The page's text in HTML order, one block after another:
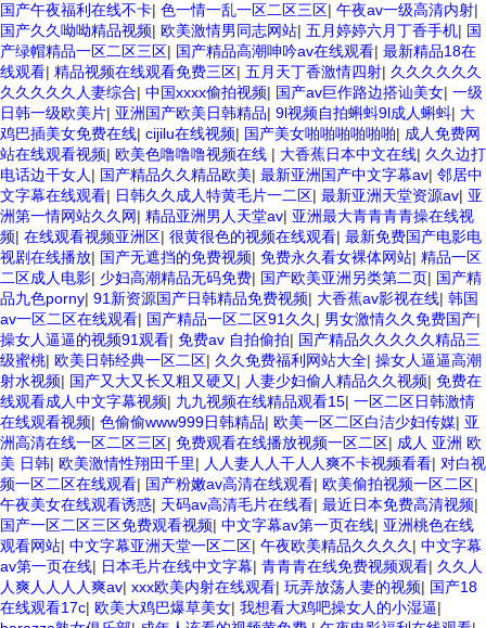
国产午夜福利在线不卡| 色一情一乱一区二区三区| 午夜av一级高清内射|
国产久久呦呦精品视频| 欧美激情男同志网站| 五月婷婷六月丁香手机| 国
产绿帽精品一区二区三区| 国产精品高潮呻吟av在线观看| 最新精品18在
线观看| 精品视频在线观看免费三区| 五月天丁香激情四射| 久久久久久久
久久久久久人妻综合| 中国xxxx偷拍视频| 国产av巨作路边搭讪美女| 一级
日韩一级欧美片| 亚洲国产欧美日韩精品| 9l视频自拍蝌蚪9l成人蝌蚪| 大
鸡巴插美女免费在线| cijilu在线视频| 国产美女啪啪啪啪啪啪| 成人免费网
站在线观看视频| 欧美色噜噜噜视频在线 | 大香蕉日本中文在线| 久久边打
电话边干女人| 国产精品久久精品欧美| 最新亚洲国产中文字幕av| 邻居中
文字幕在线观看| 日韩久久成人特黄毛片一二区| 最新亚洲天堂资源av| 亚
洲第一情网站久久网| 精品亚洲男人天堂av| 亚洲最大青青青青操在线视
频| 在线观看视频亚洲区| 很黄很色的视频在线观看| 最新免费国产电影电
视剧在线播放| 国产无遮挡的免费视频| 免费永久看女裸体网站| 精品一区
二区成人电影| 少妇高潮精品无码免费| 国产欧美亚洲另类第二页| 国产精
品九色porny| 91新资源国产日韩精品免费视频| 大香蕉av影视在线| 韩国
av一区二区在线观看| 国产精品一区二区91久久| 男女激情久久免费国产|
操女人逼逼的视频91观看| 免费av 自拍偷拍| 国产精品久久久久久精品三
级蜜桃| 欧美日韩经典一区二区| 久久免费福利网站大全| 操女人逼逼高潮
射水视频| 国产又大又长又粗又硬又| 人妻少妇偷人精品久久视频| 免费在
线观看成人中文字幕视频| 九九视频在线精品观看15| 一区二区日韩激情
在线观看视频| 色偷偷www999日韩精品| 欧美一区二区白洁少妇传媒| 亚
洲高清在线一区二区三区| 免费观看在线播放视频一区二区| 成人 亚洲 欧
美 日韩| 欧美激情性翔田千里| 人人妻人人干人人爽不卡视频看看| 对白视
频一区二区在线观看| 国产粉嫩av高清在线观看| 欧美偷拍视频一区二区|
午夜美女在线观看诱惑| 天码av高清毛片在线看| 最近日本免费高清视频|
国产一区二区三区免费观看视频| 中文字幕av第一页在线| 亚洲桃色在线
观看网站| 中文字幕亚洲天堂一区二区| 午夜欧美精品久久久久| 中文字幕
av第一页在线| 日本毛片在线中文字幕| 青青青在线免费视频观看| 久久人
人爽人人人人爽av| xxx欧美内射在线观看| 玩弄放荡人妻的视频| 国产18
在线观看17c| 欧美大鸡巴爆草美女| 我想看大鸡吧操女人的小湿逼|